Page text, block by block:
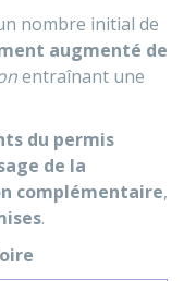
nombre initial de
augmenté de
entraînant une
du permis
de la
complémentaire,
.